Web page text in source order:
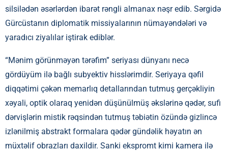
silsilədən əsərlərdən ibarət rəngli almanax nəşr edib. Sərgidə
Gürcüstanın diplomatik missiyalarının nümayəndələri və
yaradıcı ziyalılar iştirak ediblər.
“Mənim görünməyən tərəfim” seriyası dünyanı necə
gördüyüm ilə bağlı subyektiv hisslərimdir. Seriyaya qəfil
diqqətimi çəkən memarlıq detallarından tutmuş gerçəkliyin
xəyali, optik olaraq yenidən düşünülmüş əkslərinə qədər, sufi
dərvişlərin mistik rəqsindən tutmuş təbiətin özündə gizlincə
izlənilmiş abstrakt formalara qədər gündəlik həyatın ən
müxtəlif obrazları daxildir. Sanki ekspromt kimi kamera ilə